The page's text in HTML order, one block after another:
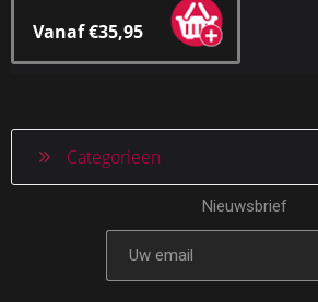
Vanaf €35,95
Categorieen
Nieuwsbrief